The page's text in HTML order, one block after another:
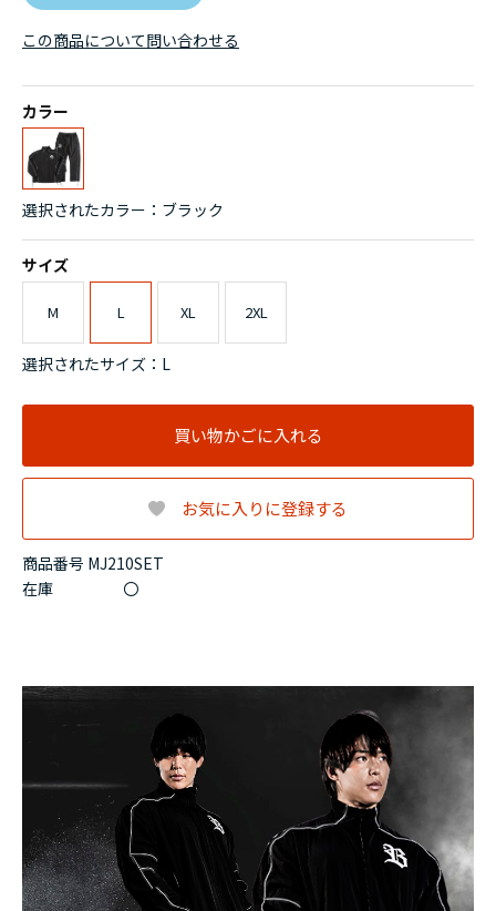
商品番号 MJ210SET
在庫 〇
カラー
選択されたカラー：ブラック
サイズ
M L XL 2XL
選択されたサイズ：L
買い物かごに入れる
お気に入りに登録する
この商品について問い合わせる